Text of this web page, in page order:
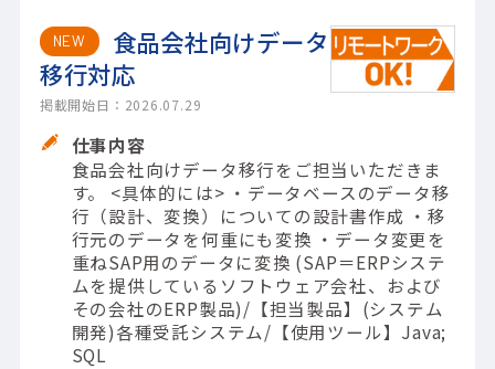
NEW
食品会社向けデータ
移行対応
掲載開始日：2026.07.29
仕事内容
食品会社向けデータ移行をご担当いただきま
す。 <具体的には> ・データベースのデータ移
行（設計、変換）についての設計書作成 ・移
行元のデータを何重にも変換 ・データ変更を
重ねSAP用のデータに変換 (SAP＝ERPシステ
ムを提供しているソフトウェア会社、および
その会社のERP製品)/【担当製品】(システム
開発)各種受託システム/【使用ツール】Java;
SQL